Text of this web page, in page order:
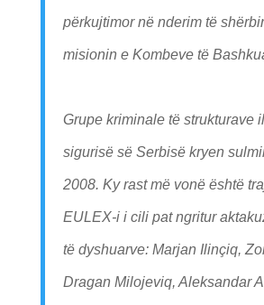
përkujtimor në nderim të
misionin e Kombeve të
Grupe kriminale të strukturave
sigurisë së Serbisë kryen
2008. Ky rast më vonë është
EULEX-i i cili pat ngritur
të dyshuarve: Marjan Ilinçiq,
Dragan Milojeviq, Aleksandar